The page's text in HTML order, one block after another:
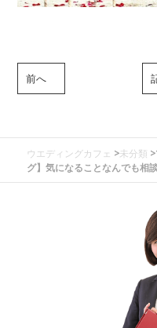
前へ
ウエディングカフェ >未分類
グ】気になることなんでも相